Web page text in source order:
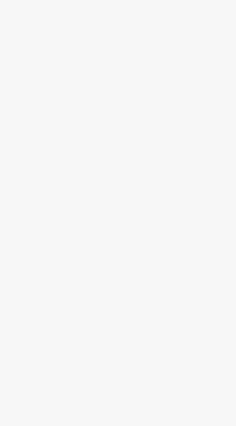
intégrer la question à
DEEE bromés :
Eco-systèmes
plastiques bromés
brome » en triant à 10
fait que certains
permet pas de le
seraient nécessaires
DEEE :